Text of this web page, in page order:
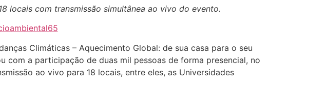
locais com transmissão simultânea ao vivo do evento.
Climáticas – Aquecimento Global: de sua casa para o seu
com a participação de duas mil pessoas de forma presencial, no
ao vivo para 18 locais, entre eles, as Universidades